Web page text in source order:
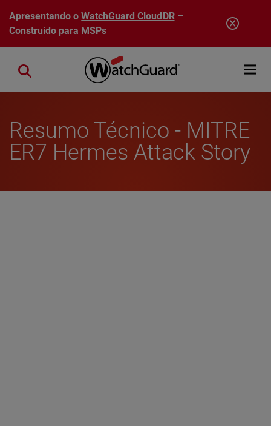
Pular para o conteúdo principal
Apresentando oWatchGuard CloudDR–
Construído para MSPs
Open
Close search
Resumo Técnico - MITRE
ER7 Hermes Attack Story